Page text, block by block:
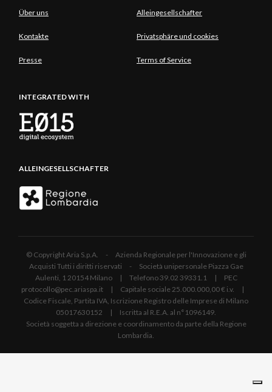
Über uns Alleingesellschafter
Kontakte Privatsphäre und cookies
Presse Terms of Service
INTEGRATED WITH
ALLEINGESELLSCHAFTER
© Copyright Aria S.p.A. - Azienda Regionale per l'Innovazione e gli
Acquisti Tutti i diritti riservati - Società unipersonale Piazza Gae
Aulenti, 1 20154 Milano | Telefono 39.02 39331.1 | PEC
protocollo@pec.ariaspa.it | Capitale sociale 25.000.000,00 € i.v. |
Codice Fiscale, Partita IVA, Iscrizione Registro delle Imprese di Milano
05017630152 | Iscritta al R.E.A. al n°1096149.
Società soggetta a direzione e coordinamento da parte della Regione
Lombardia.